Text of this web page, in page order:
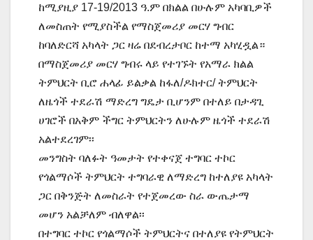
ከሚያዚያ 17-19/2013 ዓ.ም በክልል በሁሉም አካባቢዎች
ለመስጠት የሚያስችል የማስጀመሪያ መርሃ ግብር
ከባለድርሻ አካላት ጋር ዛሬ በደብረታቦር ከተማ አካሂዷል።
በማስጀመሪያ መርሃ ግብሩ ላይ የተገኙት የአማራ ክልል
ትምህርት ቢሮ ሐላፊ ይልቃል ከፋለ/ዶክተር/ ትምህርት
ለዜጎች ተደራሽ ማድረግ ግዴታ ቢሆንም በተለይ በታዳጊ
ሀገሮች በአቅም ችግር ትምህርትን ለሁሉም ዜጎች ተደራሽ
አልተደረገም፡፡
መንግስት ባለፉት ዓመታት የተቀናጀ ተግባር ተኮር
የጎልማሶች ትምህርት ተግባራዊ ለማድረግ ከተለያዩ አካላት
ጋር በቅንጅት ለመስራት የተጀመረው ስራ ውጤታማ
መሆን አልቻለም ብለዋል፡፡
በተግባር ተኮር የጎልማሶች ትምህርትና በተለያዩ የትምህርት